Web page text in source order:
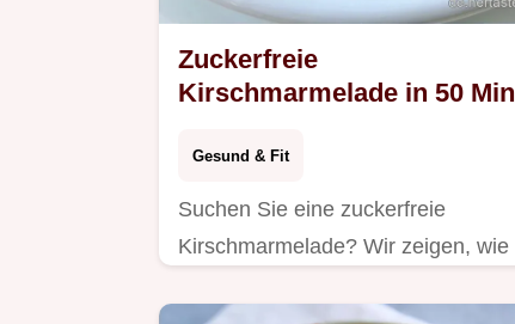
Zuckerfreie
Kirschmarmelade in 50 Min
Gesund & Fit
Suchen Sie eine zuckerfreie
Kirschmarmelade? Wir zeigen, wie